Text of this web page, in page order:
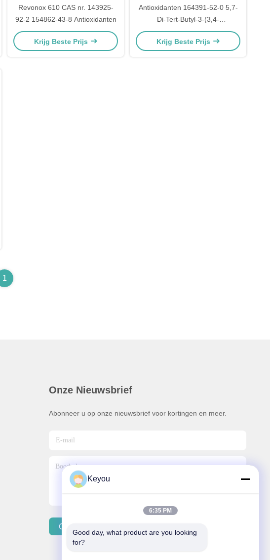
Revonox 610 CAS nr. 143925-
92-2 154862-43-8 Antioxidanten
Krijg Beste Prijs
Antioxidanten 164391-52-0 5,7-
Di-Tert-Butyl-3-(3,4-
Dimethylphenyl)Benzofuran-
2(3H) -Een
Krijg Beste Prijs
1
Onze Nieuwsbrief
Abonneer u op onze nieuwsbrief voor kortingen en meer.
Contacteer Ons
Keyou
6:35 PM
Good day, what product are you looking
for?